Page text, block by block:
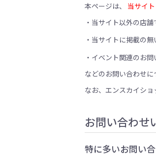
本ページは、 当サイ
当サイト以外の店舗
当サイトに掲載の無
イベント関連のお問
などのお問い合わせに
なお、エンスカイショ
お問い合わせ
特に多いお問い